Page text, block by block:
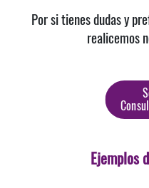
Por si tienes dudas y
realicemos
Ejemplos